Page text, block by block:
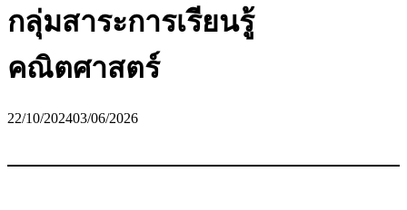
กลุ่มสาระการเรียนรู้
คณิตศาสตร์
22/10/202403/06/2026